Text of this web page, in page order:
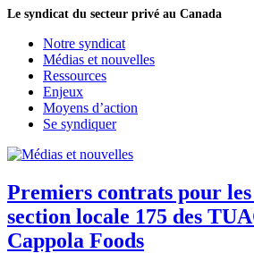
Le syndicat du secteur privé au Canada
Notre syndicat
Médias et nouvelles
Ressources
Enjeux
Moyens d’action
Se syndiquer
Premiers contrats pour
section locale 175 des
Cappola Foods